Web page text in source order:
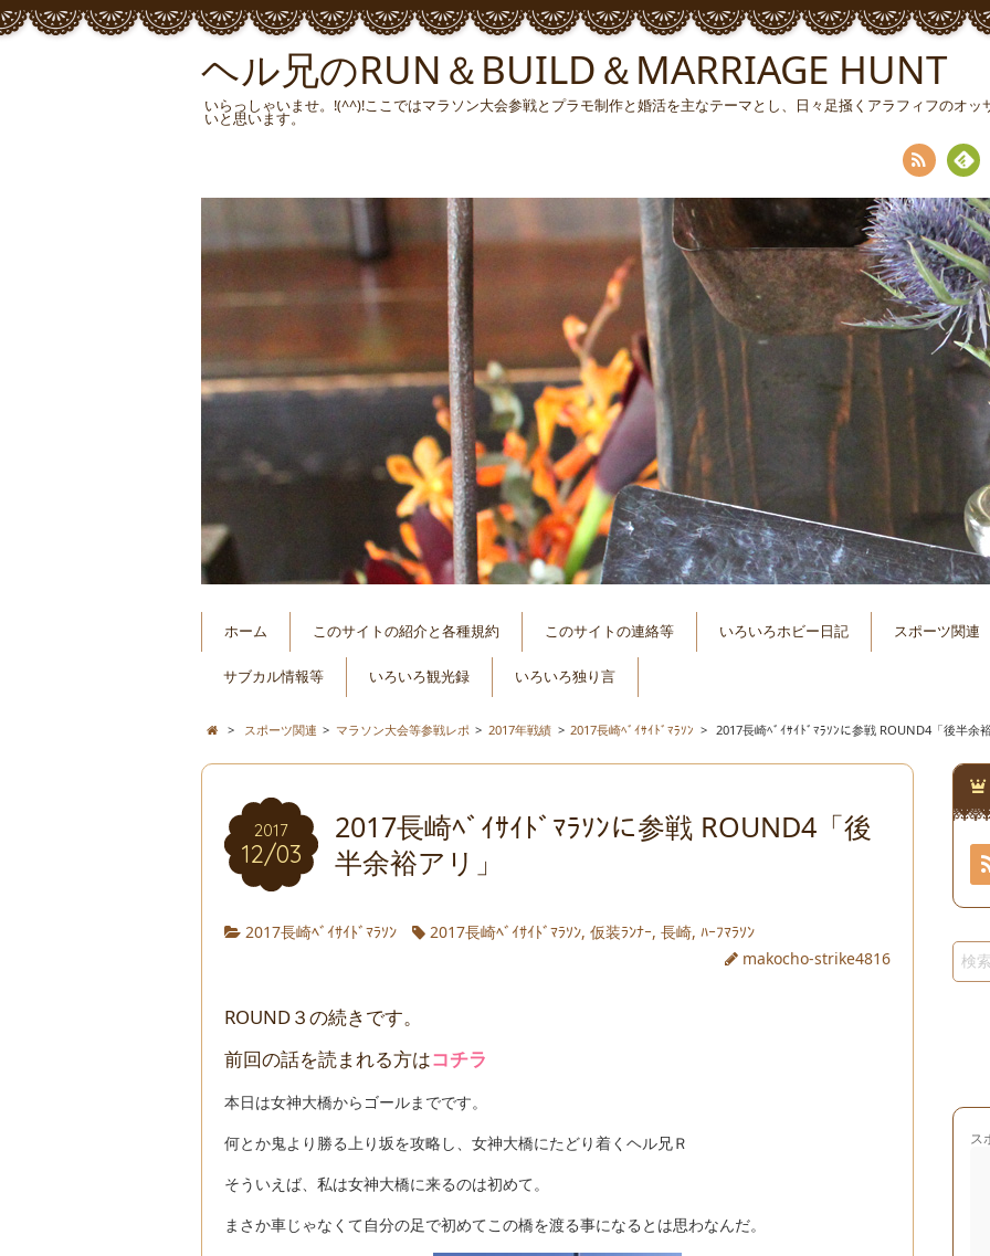
ヘル兄のRUN＆BUILD＆MARRIAGE HUNT
いらっしゃいませ。!(^^)!ここではマラソン大会参戦とプラモ制作と婚活を主なテーマとし、日々足掻くアラフィフのオ
いと思います。
RSS Fee
dly
ホーム このサイトの紹介と各種規約 このサイトの連絡等 いろいろホビー日記 スポーツ関連
サブカル情報等 いろいろ観光録 いろいろ独り言
> スポーツ関連 > マラソン大会等参戦レポ > 2017年戦績 > 2017長崎ﾍﾞｲｻｲﾄﾞﾏﾗｿﾝ > 2017長崎ﾍﾞｲｻｲﾄﾞﾏﾗｿﾝに参戦 ROUND4「後半余裕
2017
12/03
2017長崎ﾍﾞｲｻｲﾄﾞﾏﾗｿﾝに参戦 ROUND4「後
半余裕アリ」
2017長崎ﾍﾞｲｻｲﾄﾞﾏﾗｿﾝ 2017長崎ﾍﾞｲｻｲﾄﾞﾏﾗｿﾝ,仮装ﾗﾝﾅｰ,長崎,ﾊｰﾌﾏﾗｿﾝ
makocho-strike4816
ROUND３の続きです。
前回の話を読まれる方はコチラ
本日は女神大橋からゴールまでです。
何とか鬼より勝る上り坂を攻略し、女神大橋にたどり着くヘル兄Ｒ
そういえば、私は女神大橋に来るのは初めて。
まさか車じゃなくて自分の足で初めてこの橋を渡る事になるとは思わなんだ。
ス